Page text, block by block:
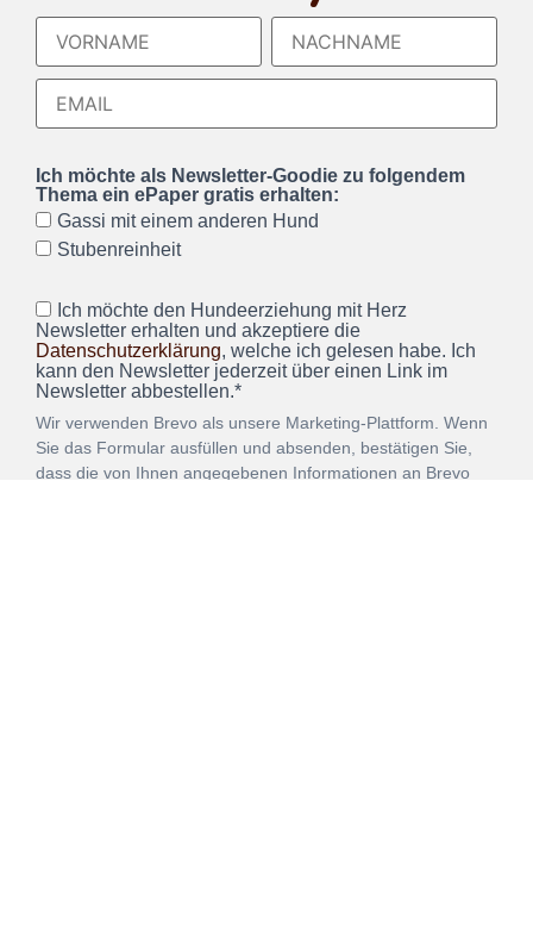
Ich möchte als Newsletter-Goodie zu folgendem
Thema ein ePaper gratis erhalten:
Gassi mit einem anderen Hund
Stubenreinheit
Ich möchte den Hundeerziehung mit Herz
Newsletter erhalten und akzeptiere die
Datenschutzerklärung, welche ich gelesen habe. Ich
kann den Newsletter jederzeit über einen Link im
Newsletter abbestellen.*
Wir verwenden Brevo als unsere Marketing-Plattform. Wenn
Sie das Formular ausfüllen und absenden, bestätigen Sie,
dass die von Ihnen angegebenen Informationen an Brevo